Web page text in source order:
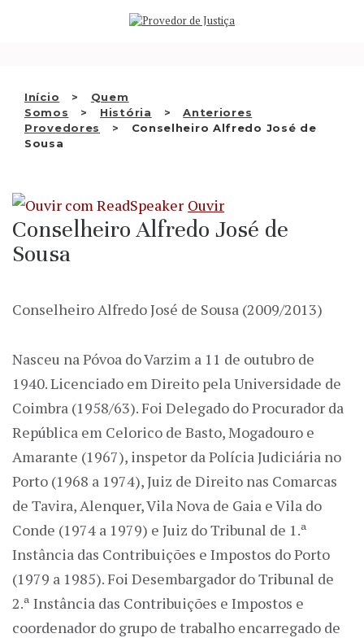
Início
Quem
Somos
História
Anteriores
Provedores
Conselheiro Alfredo José de
Sousa
QUEM SOMOS
RECOMENDAÇÕES E OUTRAS
DECISÕES
APRESENTAR QUEIXA
PT
Ouvir
Conselheiro Alfredo José de
Sousa
Conselheiro Alfredo José de Sousa (2009/2013)
Nasceu na Póvoa do Varzim a 11 de outubro de
1940. Licenciado em Direito pela Universidade de
Coimbra (1958/63). Foi Delegado do Procurador da
República em Celorico de Basto, Mogadouro e
Amarante (1967), inspetor da Polícia Judiciária no
Porto (1968 a 1974), Juiz de Direito nas Comarcas
de Tavira, Alenquer, Vila Nova de Gaia e Vila do
Conde (1974 a 1979) e Juiz do Tribunal de 1.ª
Instância das Contribuições e Impostos do Porto
(1979 a 1985). Foi Desembargador do Tribunal de
2.ª Instância das Contribuições e Impostos e
coordenador do grupo de trabalho encarregado de